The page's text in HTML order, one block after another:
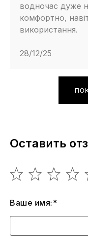
водночас дуже
комфортно,
використання.
28/12/25
Оставить
Ваше имя:*